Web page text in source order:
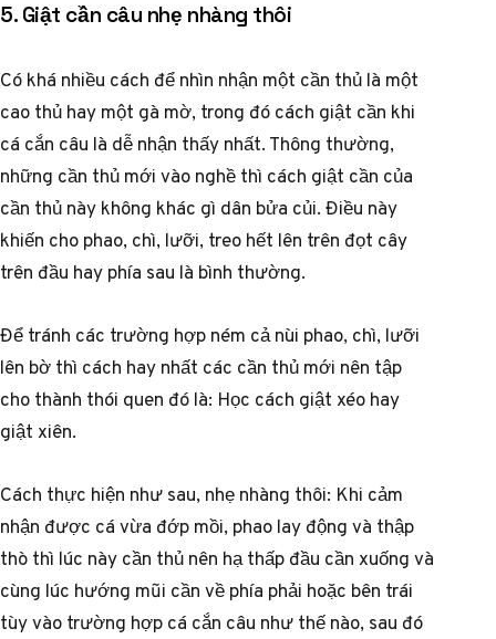
5. Giật cần câu nhẹ nhàng thôi
Có khá nhiều cách để nhìn nhận một cần thủ là một
cao thủ hay một gà mờ, trong đó cách giật cần khi
cá cắn câu là dễ nhận thấy nhất. Thông thường,
những cần thủ mới vào nghề thì cách giật cần của
cần thủ này không khác gì dân bửa củi. Điều này
khiến cho phao, chì, lưỡi, treo hết lên trên đọt cây
trên đầu hay phía sau là bình thường.
Để tránh các trường hợp ném cả nùi phao, chì, lưỡi
lên bờ thì cách hay nhất các cần thủ mới nên tập
cho thành thói quen đó là: Học cách giật xéo hay
giật xiên.
Cách thực hiện như sau, nhẹ nhàng thôi: Khi cảm
nhận được cá vừa đớp mồi, phao lay động và thập
thò thì lúc này cần thủ nên hạ thấp đầu cần xuống và
cùng lúc hướng mũi cần về phía phải hoặc bên trái
tùy vào trường hợp cá cắn câu như thế nào, sau đó